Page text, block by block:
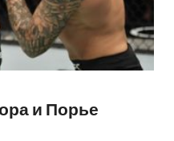
и Порье